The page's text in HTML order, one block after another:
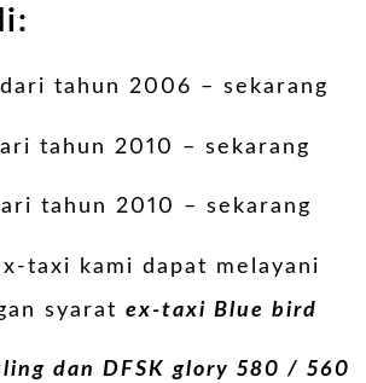
tahun 2006 – sekarang
tahun 2010 – sekarang
tahun 2010 – sekarang
taxi kami dapat melayani
syaratex-taxi Blue bird
dan DFSK glory 580 / 560